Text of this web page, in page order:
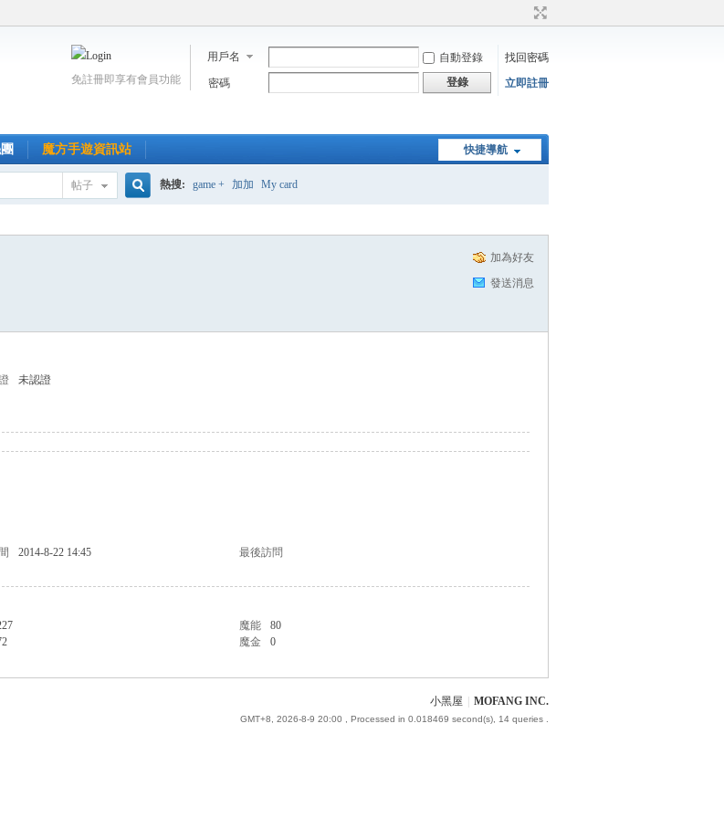
用戶名 自動登錄
找回密碼
密碼
登錄 立即註冊
免註冊即享有會員功能
快捷導航
魔方手遊資訊站
帖子 熱搜: game + 加加 My card
加為好友
發送消息
未認證
2014-8-22 14:45
最後訪問
魔能
80
魔金 0
小黑屋 MOFANG INC.
GMT+8, 2026-8-9 20:00 , Processed in 0.018469 second(s), 14 queries .